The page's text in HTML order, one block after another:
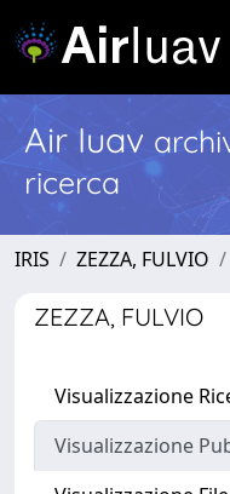
Air Iuav
ricerca
IRIS ZEZZA, FULVIO
ZEZZA, FULVIO
Visualizzazione
Visualizzazione